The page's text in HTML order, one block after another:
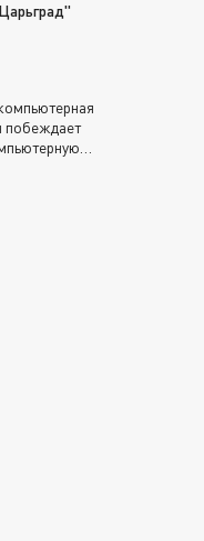
побеждает